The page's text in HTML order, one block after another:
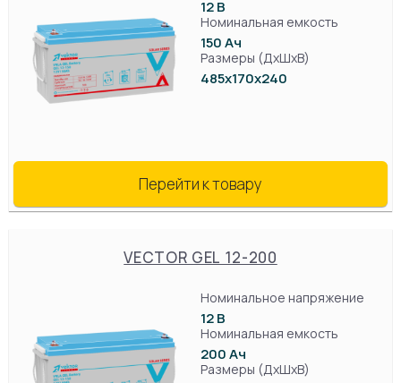
12 В
Номинальная емкость
150 Ач
Размеры (ДхШхВ)
485х170х240
Перейти к товару
VECTOR GEL 12-200
Номинальное напряжение
12 В
Номинальная емкость
200 Ач
Размеры (ДхШхВ)